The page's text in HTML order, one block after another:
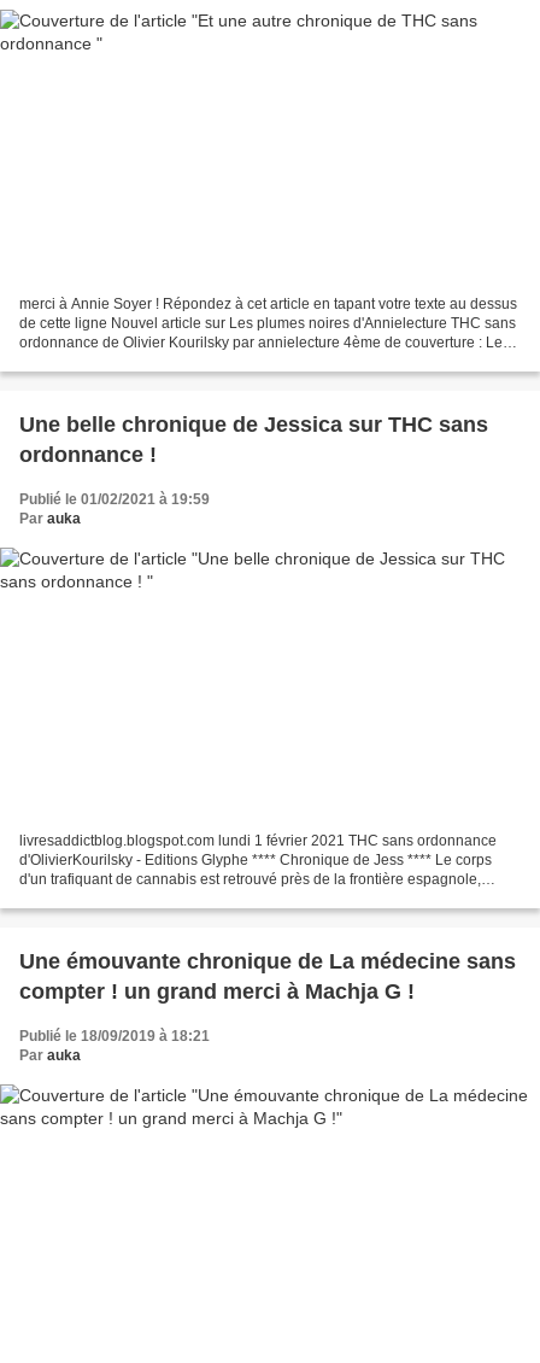
merci à Annie Soyer ! Répondez à cet article en tapant votre texte au dessus
de cette ligne Nouvel article sur Les plumes noires d'Annielecture THC sans
ordonnance de Olivier Kourilsky par annielecture 4ème de couverture : Le
Une belle chronique de Jessica sur THC sans
ordonnance !
Publié le 01/02/2021 à 19:59
Par auka
livresaddictblog.blogspot.com lundi 1 février 2021 THC sans ordonnance
d'OlivierKourilsky - Editions Glyphe **** Chronique de Jess **** Le corps
d'un trafiquant de cannabis est retrouvé près de la frontière espagnole,
Une émouvante chronique de La médecine sans
compter ! un grand merci à Machja G !
Publié le 18/09/2019 à 18:21
Par auka